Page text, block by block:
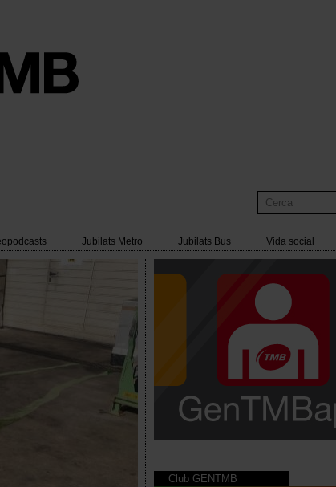
Cerca
Jubilats Metro Jubilats Bus Vida social
Club GENTMB